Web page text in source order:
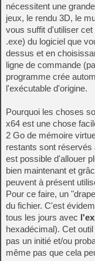
nécessitent une
jeux, le rendu 3D, le
vous suffit d'utiliser
.exe) du logiciel que
dessus et en
ligne de commande
programme crée
l'exécutable d'origine.
Pourquoi les choses
x64 est une chose
2 Go de mémoire
restants sont
est possible d'allouer
bien maintenant et
peuvent à présent
Pour ce faire, un
du fichier. C'est
tous les jours avec
hexadécimal). Cet
pas un initié et/ou
même pas que cela